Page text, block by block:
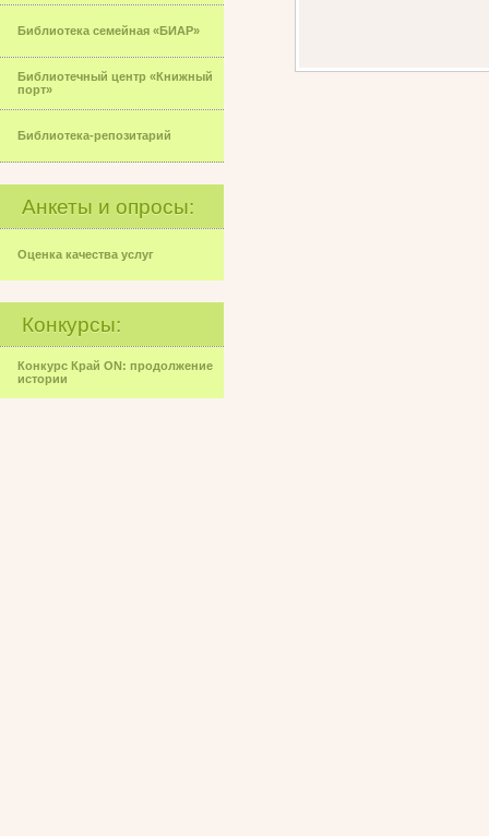
Библиотека семейная «БИАР»
Библиотечный центр «Книжный
порт»
Библиотека-репозитарий
Анкеты и опросы:
Оценка качества услуг
Конкурсы:
Конкурс Край ON: продолжение
истории